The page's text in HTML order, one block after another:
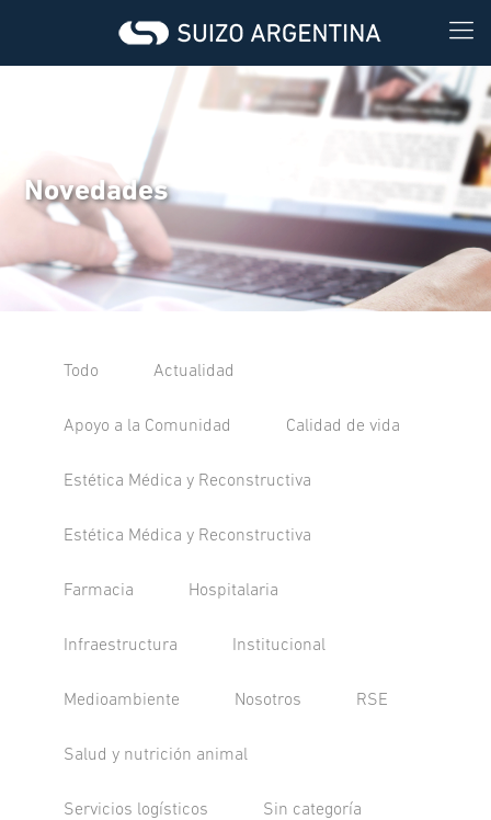
Novedades
Todo Actualidad
Apoyo a la Comunidad Calidad de vida
Estética Médica y Reconstructiva
Estética Médica y Reconstructiva
Farmacia Hospitalaria
Infraestructura Institucional
Medioambiente Nosotros RSE
Salud y nutrición animal
Servicios logísticos Sin categoría